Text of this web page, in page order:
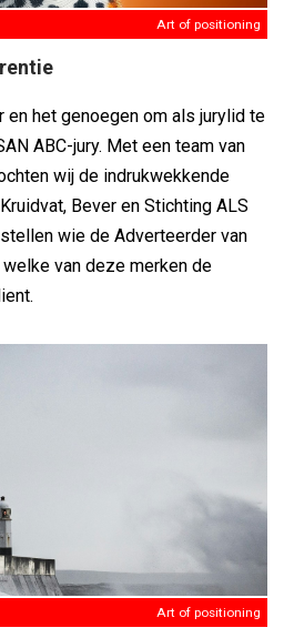
Art of positioning
en het genoegen om als jurylid te
ABC-jury. Met een team van
wij de indrukwekkende
Bever en Stichting ALS
wie de Adverteerder van
van deze merken de
Art of positioning